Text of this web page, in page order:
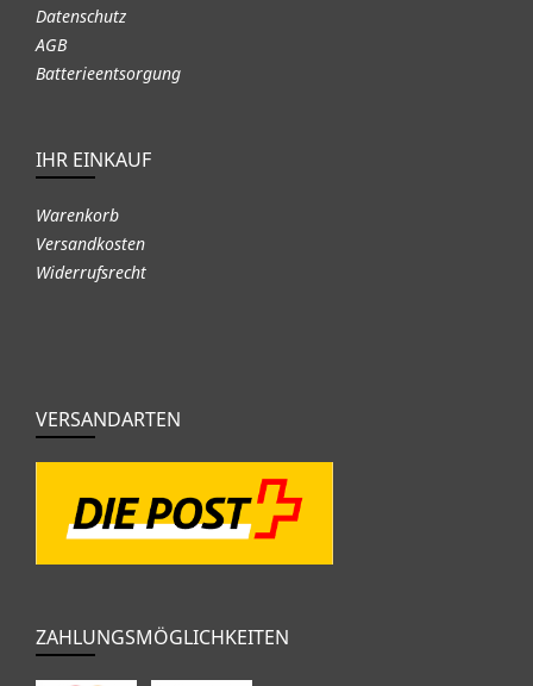
Datenschutz
AGB
Batterieentsorgung
IHR EINKAUF
Warenkorb
Versandkosten
Widerrufsrecht
VERSANDARTEN
ZAHLUNGSMÖGLICHKEITEN